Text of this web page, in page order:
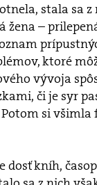
stala sa
žena –
ktoré
vývoja
či je syr
si všimla
dosť kníh,